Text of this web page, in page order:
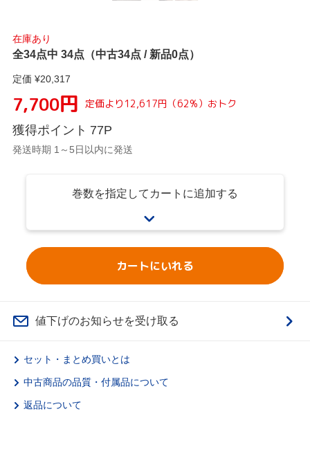
在庫あり
全34点中 34点（中古34点 / 新品0点）
定価 ¥20,317
7,700円 定価より 12,617円 （62%） おトク
獲得ポイント 77P
発送時期 1～5日以内に発送
巻数を指定してカートに追加する
カートにいれる
値下げのお知らせを受け取る
セット・まとめ買いとは
中古商品の品質・付属品について
返品について